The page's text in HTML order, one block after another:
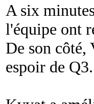
A six
l'équipe ont
De son côté,
espoir de Q3.